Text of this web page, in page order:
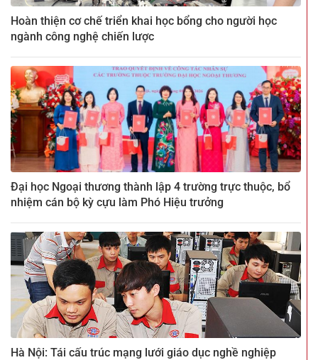
Hoàn thiện cơ chế triển khai học bổng cho người học
ngành công nghệ chiến lược
Đại học Ngoại thương thành lập 4 trường trực thuộc, bổ
nhiệm cán bộ kỳ cựu làm Phó Hiệu trưởng
Hà Nội: Tái cấu trúc mạng lưới giáo dục nghề nghiệp